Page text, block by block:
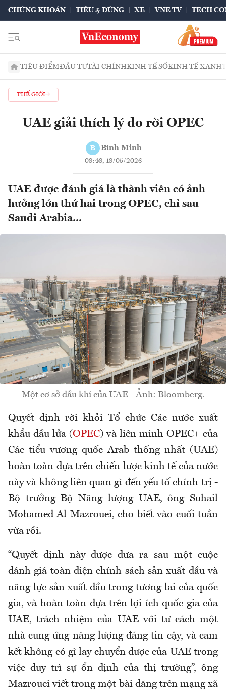
CHỨNG KHOÁN TIÊU & DÙNG XE VNE TV TECH
TIÊU ĐIỂMĐẦU TƯTÀI CHÍNHKINH TẾ SỐKINH TẾ XANH
THẾ GIỚI
UAE giải thích lý do rời OPEC
B Bình Minh
08:48, 18/05/2026
UAE được đánh giá là thành viên có ảnh
hưởng lớn thứ hai trong OPEC, chỉ sau
Saudi Arabia...
Một cơ sở dầu khí của UAE - Ảnh: Bloomberg.
Quyết định rời khỏi Tổ chức Các nước xuất
khẩu dầu lửa (OPEC) và liên minh OPEC+ của
Các tiểu vương quốc Arab thống nhất (UAE)
hoàn toàn dựa trên chiến lược kinh tế của nước
này và không liên quan gì đến yếu tố chính trị -
Bộ trưởng Bộ Năng lượng UAE, ông Suhail
Mohamed Al Mazrouei, cho biết vào cuối tuần
vừa rồi.
“Quyết định này được đưa ra sau một cuộc
đánh giá toàn diện chính sách sản xuất dầu và
năng lực sản xuất dầu trong tương lai của quốc
gia, và hoàn toàn dựa trên lợi ích quốc gia của
UAE, trách nhiệm của UAE với tư cách một
nhà cung ứng năng lượng đáng tin cậy, và cam
kết không có gì lay chuyển được của UAE trong
việc duy trì sự ổn định của thị trường”, ông
Mazrouei viết trong một bài đăng trên mạng xã